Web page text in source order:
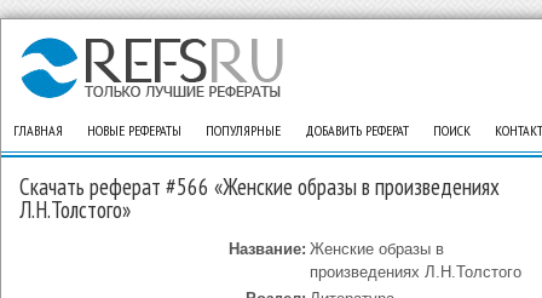
ГЛАВНАЯ НОВЫЕ РЕФЕРАТЫ ПОПУЛЯРНЫЕ ДОБАВИТЬ РЕФЕРАТ ПОИСК
Скачать реферат #566 «Женские образы в произведениях
Л.Н.Толстого»
Название: Женские образы в
произведениях Л.Н.Толстого